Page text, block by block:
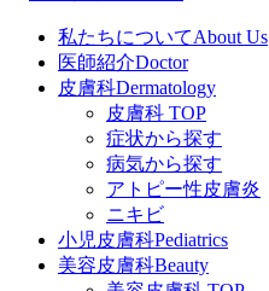
私たちについてAbout Us
医師紹介Doctor
皮膚科Dermatology
皮膚科 TOP
症状から探す
病気から探す
アトピー性皮膚炎
ニキビ
小児皮膚科Pediatrics
美容皮膚科Beauty